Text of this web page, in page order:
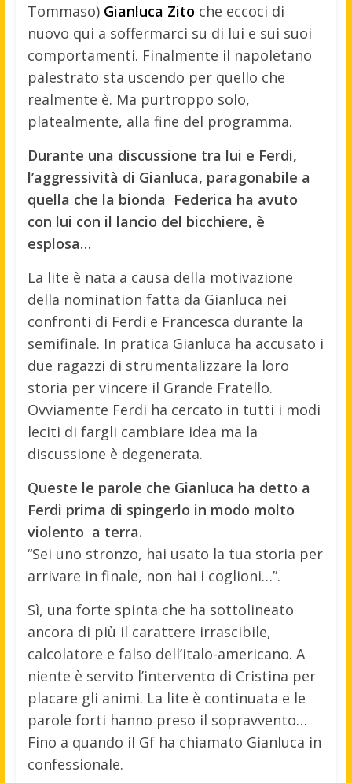
Tommaso) Gianluca Zito che eccoci di
nuovo qui a soffermarci su di lui e sui suoi
comportamenti. Finalmente il napoletano
palestrato sta uscendo per quello che
realmente è. Ma purtroppo solo,
platealmente, alla fine del programma.
Durante una discussione tra lui e Ferdi,
l’aggressività di Gianluca, paragonabile a
quella che la bionda Federica ha avuto
con lui con il lancio del bicchiere, è
esplosa…
La lite è nata a causa della motivazione
della nomination fatta da Gianluca nei
confronti di Ferdi e Francesca durante la
semifinale. In pratica Gianluca ha accusato i
due ragazzi di strumentalizzare la loro
storia per vincere il Grande Fratello.
Ovviamente Ferdi ha cercato in tutti i modi
leciti di fargli cambiare idea ma la
discussione è degenerata.
Queste le parole che Gianluca ha detto a
Ferdi prima di spingerlo in modo molto
violento a terra.
“Sei uno stronzo, hai usato la tua storia per
arrivare in finale, non hai i coglioni…”.
Sì, una forte spinta che ha sottolineato
ancora di più il carattere irrascibile,
calcolatore e falso dell’italo-americano. A
niente è servito l’intervento di Cristina per
placare gli animi. La lite è continuata e le
parole forti hanno preso il sopravvento…
Fino a quando il Gf ha chiamato Gianluca in
confessionale.